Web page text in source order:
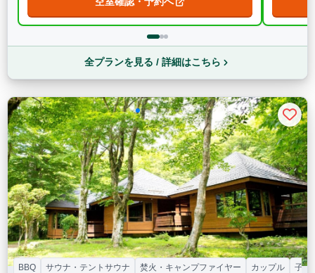
全プランを見る / 詳細はこちら
BBQ サウナ・テントサウナ 焚火・キャンプファイヤー カップル 子連